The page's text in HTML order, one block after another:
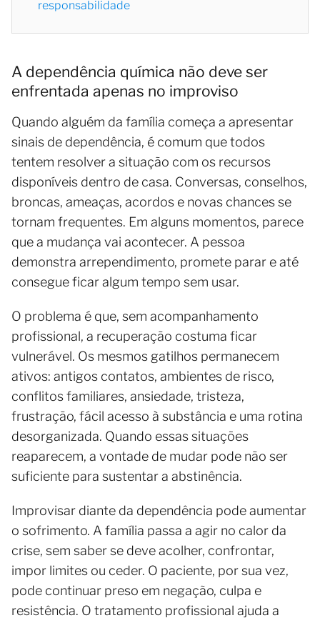
responsabilidade
A dependência química não deve ser
enfrentada apenas no improviso
Quando alguém da família começa a apresentar
sinais de dependência, é comum que todos
tentem resolver a situação com os recursos
disponíveis dentro de casa. Conversas, conselhos,
broncas, ameaças, acordos e novas chances se
tornam frequentes. Em alguns momentos, parece
que a mudança vai acontecer. A pessoa
demonstra arrependimento, promete parar e até
consegue ficar algum tempo sem usar.
O problema é que, sem acompanhamento
profissional, a recuperação costuma ficar
vulnerável. Os mesmos gatilhos permanecem
ativos: antigos contatos, ambientes de risco,
conflitos familiares, ansiedade, tristeza,
frustração, fácil acesso à substância e uma rotina
desorganizada. Quando essas situações
reaparecem, a vontade de mudar pode não ser
suficiente para sustentar a abstinência.
Improvisar diante da dependência pode aumentar
o sofrimento. A família passa a agir no calor da
crise, sem saber se deve acolher, confrontar,
impor limites ou ceder. O paciente, por sua vez,
pode continuar preso em negação, culpa e
resistência. O tratamento profissional ajuda a